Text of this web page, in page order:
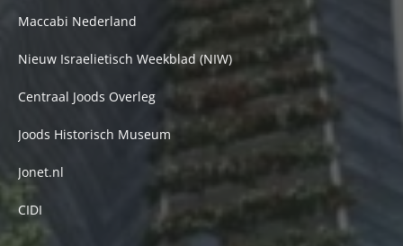
Maccabi Nederland
Nieuw Israelietisch Weekblad (NIW)
Centraal Joods Overleg
Joods Historisch Museum
Jonet.nl
CIDI